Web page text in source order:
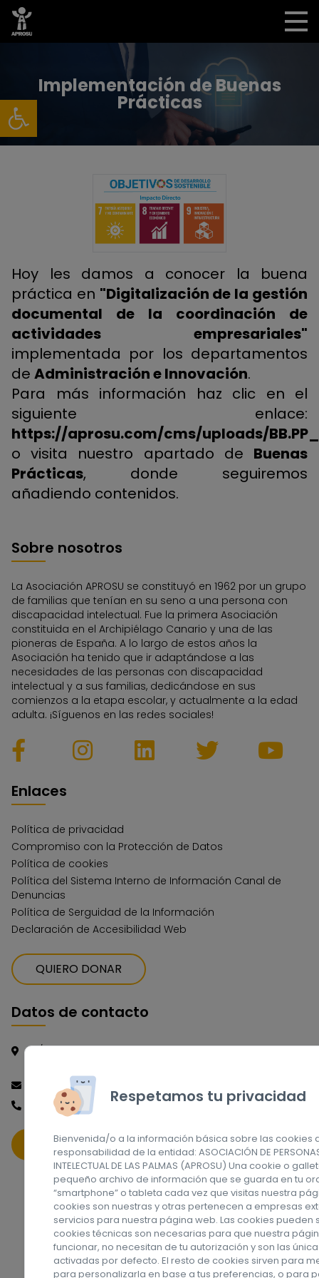
Abrir barra de herramientas
Implementación de Buenas
Prácticas
Hoy les damos a conocer la buena
práctica en "Digitalización de la gestión
documental de la coordinación de
actividades empresariales"
implementada por los departamentos
de Administración e Innovación.
Para más información haz clic en el
siguiente enlace:
https://aprosu.com/cms/uploads/
o visita nuestro apartado de Buenas
Prácticas, donde seguiremos
añadiendo contenidos.
Sobre nosotros
La Asociación APROSU se constituyó en 1962 por un grupo
de familias que tenían en su seno a una persona con
discapacidad intelectual. Fue la primera Asociación
constituida en el Archipiélago Canario y una de las
pioneras de España. A lo largo de estos años la
Asociación ha tenido que ir adaptándose a las
necesidades de las personas con discapacidad
intelectual y a sus familias, dedicándose en sus
comienzos a la etapa escolar, y actualmente a la edad
adulta. ¡Síguenos en las redes sociales!
Enlaces
Política de privacidad
Compromiso con la Protección de Datos
Política de cookies
Política del Sistema Interno de Información Canal de
Denuncias
Política de Serguidad de la Información
Declaración de Accesibilidad Web
QUIERO DONAR
Datos de contacto
C/ Málaga, nº 1. Las Palmas de Gran Canaria CP.:
info@aprosu.com
(+34) 928 320 861
CONTACTO
Respetamos tu privacidad
Bienvenida/o a la información básica sobre las cookies
responsabilidad de la entidad: ASOCIACIÓN DE
INTELECTUAL DE LAS PALMAS (APROSU) Una cookie o
pequeño archivo de información que se guarda en tu
“smartphone” o tableta cada vez que visitas nuestra
cookies son nuestras y otras pertenecen a empresas
servicios para nuestra página web. Las cookies pueden
cookies técnicas son necesarias para que nuestra
funcionar, no necesitan de tu autorización y son las
activadas por defecto. El resto de cookies sirven para
para personalizarla en base a tus preferencias, o para